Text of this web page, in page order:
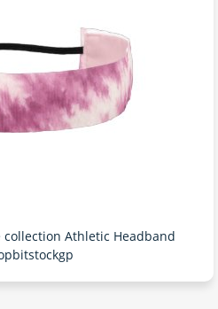
collection Athletic Headband